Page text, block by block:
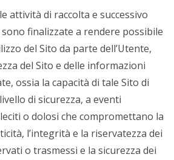
attività di raccolta e successivo
finalizzate a rendere possibile
del Sito da parte dell’Utente,
del Sito e delle informazioni
ossia la capacità di tale Sito di
di sicurezza, a eventi
o dolosi che compromettano la
l’integrità e la riservatezza dei
o trasmessi e la sicurezza dei